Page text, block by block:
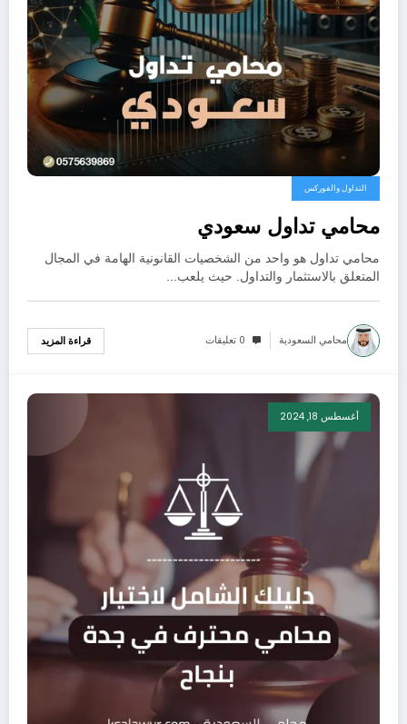
التداول والفوركس
محامي تداول سعودي
محامي تداول هو واحد من الشخصيات القانونية الهامة في المجال
المتعلق بالاستثمار والتداول. حيث يلعب…
محامي السعودية 0 تعليقات قراءة المزيد
أغسطس 18, 2024